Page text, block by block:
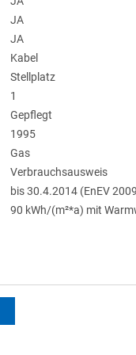
JA
JA
Kabel
Stellplatz
1
Gepflegt
1995
Gas
Verbrauchsausweis
bis 30.4.2014 (EnEV
90 kWh/(m²*a) mit